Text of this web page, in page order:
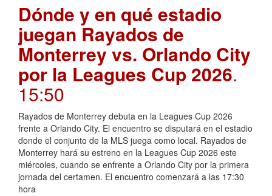
Dónde y en qué estadio
juegan Rayados de
Monterrey vs. Orlando City
por la Leagues Cup 2026.
15:50
Rayados de Monterrey debuta en la Leagues Cup 2026
frente a Orlando City. El encuentro se disputará en el estadio
donde el conjunto de la MLS juega como local. Rayados de
Monterrey hará su estreno en la Leagues Cup 2026 este
miércoles, cuando se enfrente a Orlando City por la primera
jornada del certamen. El encuentro comenzará a las 17:30
hora